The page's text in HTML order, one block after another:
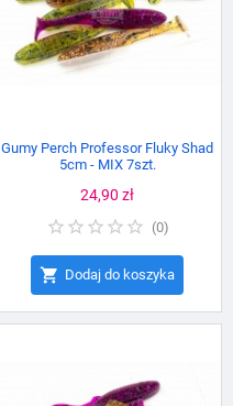
Gumy Perch Professor Fluky Shad
5cm - MIX 7szt.
Cena
24,90 zł
(0)
 Dodaj do koszyka